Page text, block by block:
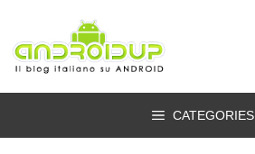
contenuto
CATEGORIES